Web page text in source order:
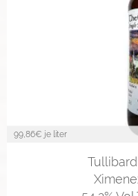
99,86€ je liter